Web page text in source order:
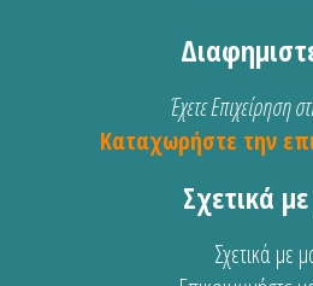
Έχετε Επιχείρηση
Καταχωρήστε την
Σχετικά
Σχετικά με